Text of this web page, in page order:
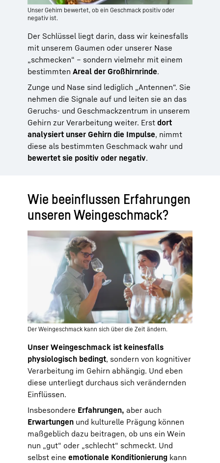
Unser Gehirn bewertet, ob ein Geschmack positiv oder
negativ ist.
Der Schlüssel liegt darin, dass wir keinesfalls
mit unserem Gaumen oder unserer Nase
„schmecken“ – sondern vielmehr mit einem
bestimmten Areal der Großhirnrinde.
Zunge und Nase sind lediglich „Antennen“. Sie
nehmen die Signale auf und leiten sie an das
Geruchs- und Geschmackzentrum in unserem
Gehirn zur Verarbeitung weiter. Erst dort
analysiert unser Gehirn die Impulse, nimmt
diese als bestimmten Geschmack wahr und
bewertet sie positiv oder negativ.
Wie beeinflussen Erfahrungen
unseren Weingeschmack?
Der Weingeschmack kann sich über die Zeit ändern.
Unser Weingeschmack ist keinesfalls
physiologisch bedingt, sondern von kognitiver
Verarbeitung im Gehirn abhängig. Und eben
diese unterliegt durchaus sich verändernden
Einflüssen.
Insbesondere Erfahrungen, aber auch
Erwartungen und kulturelle Prägung können
maßgeblich dazu beitragen, ob uns ein Wein
nun „gut“ oder „schlecht“ schmeckt. Und
selbst eine emotionale Konditionierung kann